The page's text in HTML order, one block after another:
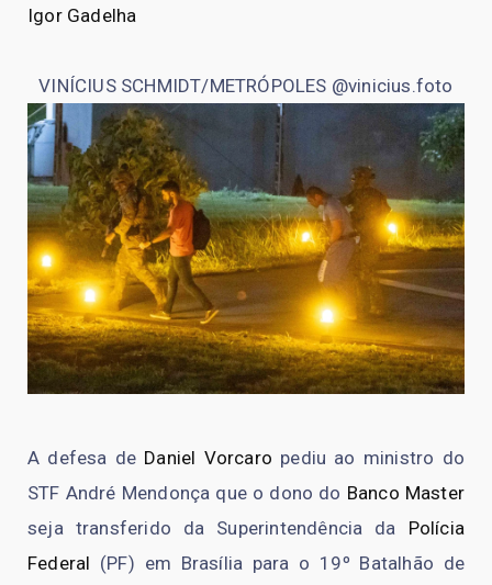
Igor Gadelha
VINÍCIUS SCHMIDT/METRÓPOLES @vinicius.foto
A defesa de Daniel Vorcaro pediu ao ministro do
STF André Mendonça que o dono do Banco Master
seja transferido da Superintendência da Polícia
Federal (PF) em Brasília para o 19º Batalhão de